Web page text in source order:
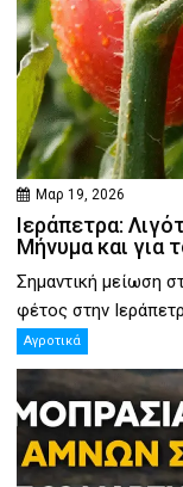
Μαρ 19, 2026
Ιεράπετρα:
Μήνυμα και για
Σημαντική μείωση
φέτος στην
Αγροτικά